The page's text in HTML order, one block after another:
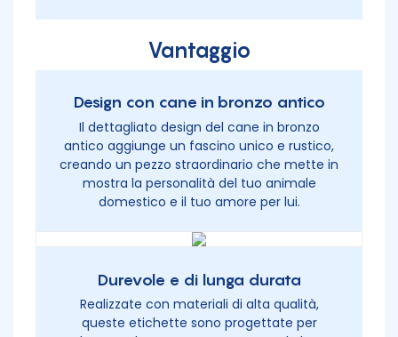
Vantaggio
Design con cane in bronzo antico
Il dettagliato design del cane in bronzo
antico aggiunge un fascino unico e rustico,
creando un pezzo straordinario che mette in
mostra la personalità del tuo animale
domestico e il tuo amore per lui.
Durevole e di lunga durata
Realizzate con materiali di alta qualità,
queste etichette sono progettate per